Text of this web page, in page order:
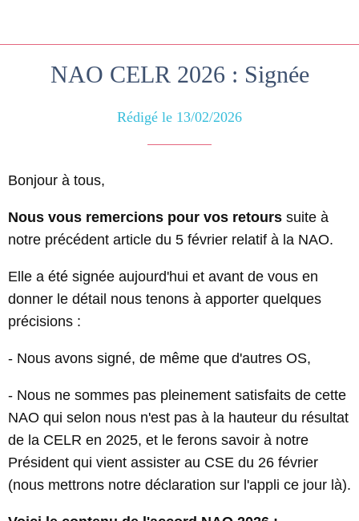
NAO CELR 2026 : Signée
Rédigé le 13/02/2026
Bonjour à tous,
Nous vous remercions pour vos retours suite à
notre précédent article du 5 février relatif à la NAO.
Elle a été signée aujourd'hui et avant de vous en
donner le détail nous tenons à apporter quelques
précisions :
- Nous avons signé, de même que d'autres OS,
- Nous ne sommes pas pleinement satisfaits de cette
NAO qui selon nous n'est pas à la hauteur du résultat
de la CELR en 2025, et le ferons savoir à notre
Président qui vient assister au CSE du 26 février
(nous mettrons notre déclaration sur l'appli ce jour là).